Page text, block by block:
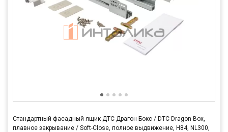
Стандартный фасадный ящик ДТС Драгон Бокс / DTC Dragon Box,
плавное закрывание / Soft-Close, полное выдвижение, H84, NL300,